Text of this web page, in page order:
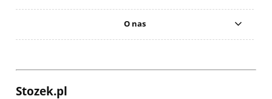
O nas
Stozek.pl